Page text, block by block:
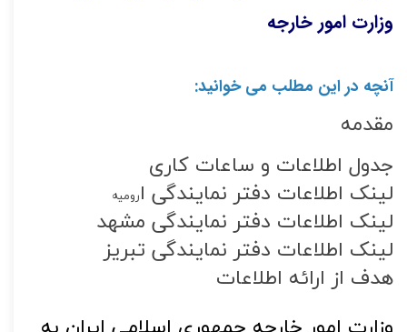
وزارت امور خارجه
آنچه در این مطلب می خوانید:
مقدمه
جدول اطلاعات و ساعات کاری
لینک اطلاعات دفتر نمایندگی ارومیه
لینک اطلاعات دفتر نمایندگی مشهد
لینک اطلاعات دفتر نمایندگی تبریز
هدف از ارائه اطلاعات